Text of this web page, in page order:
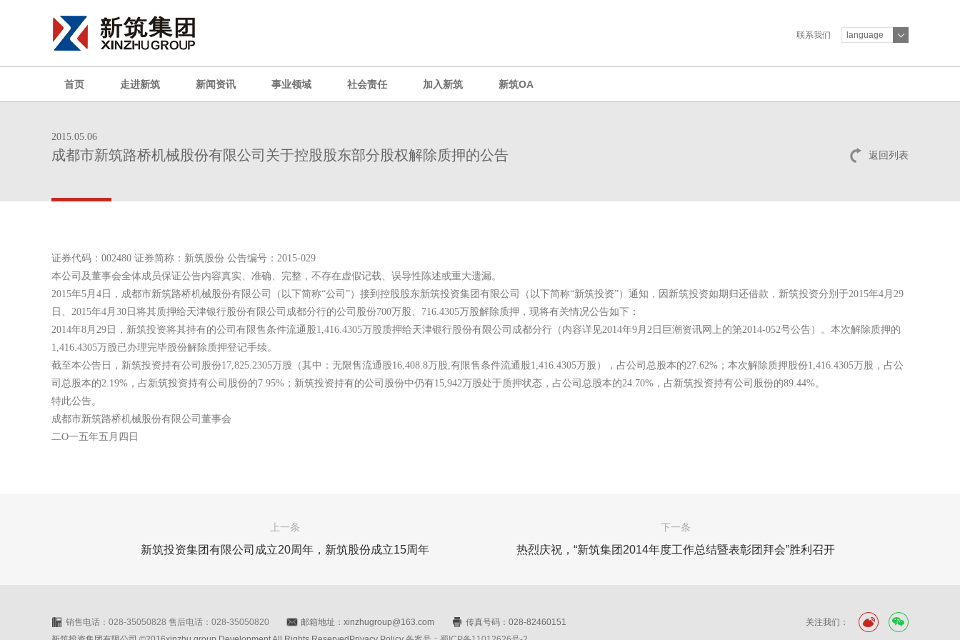
联系我们 language
首页 走进新筑 新闻资讯 事业领域 社会责任 加入新筑 新筑OA
返回列表
2015.05.06
成都市新筑路桥机械股份有限公司关于控股股东部分股权解除质押的公告
证券代码：002480 证券简称：新筑股份 公告编号：2015-029
本公司及董事会全体成员保证公告内容真实、准确、完整，不存在虚假记载、误导性陈述或重大遗漏。
2015年5月4日，成都市新筑路桥机械股份有限公司（以下简称“公司”）接到控股股东新筑投资集团有限公司（以下简称“新筑投资”）通知，因新筑投资如期归还借款，新筑投资分别于2015年4月29
日、2015年4月30日将其质押给天津银行股份有限公司成都分行的公司股份700万股、716.4305万股解除质押，现将有关情况公告如下：
2014年8月29日，新筑投资将其持有的公司有限售条件流通股1,416.4305万股质押给天津银行股份有限公司成都分行（内容详见2014年9月2日巨潮资讯网上的第2014-052号公告）。本次解除质押的
1,416.4305万股已办理完毕股份解除质押登记手续。
截至本公告日，新筑投资持有公司股份17,825.2305万股（其中：无限售流通股16,408.8万股,有限售条件流通股1,416.4305万股），占公司总股本的27.62%；本次解除质押股份1,416.4305万股，占公
司总股本的2.19%，占新筑投资持有公司股份的7.95%；新筑投资持有的公司股份中仍有15,942万股处于质押状态，占公司总股本的24.70%，占新筑投资持有公司股份的89.44%。
特此公告。
成都市新筑路桥机械股份有限公司董事会
二O一五年五月四日
上一条
新筑投资集团有限公司成立20周年，新筑股份成立15周年
下一条
热烈庆祝，“新筑集团2014年度工作总结暨表彰团拜会”胜利召开
关注我们：
销售电话：028-35050828 售后电话：028-35050820 邮箱地址：xinzhugroup@163.com
传真号码：028-82460151